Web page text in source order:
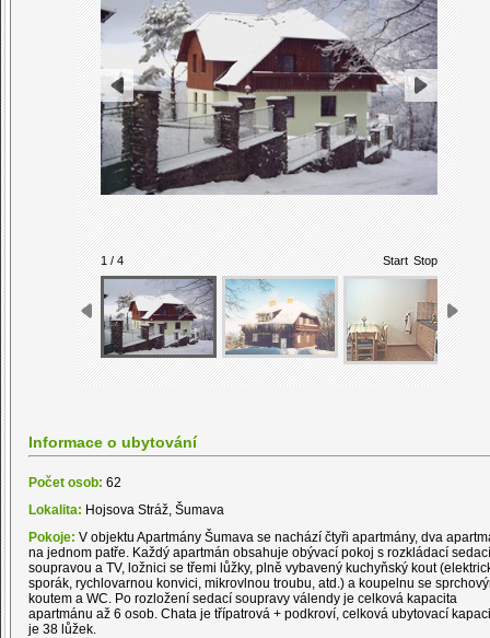
1 / 4 Start Stop
Informace o ubytování
Počet osob: 62
Lokalita: Hojsova Stráž, Šumava
Pokoje: V objektu Apartmány Šumava se nachází čtyři apartmány, dva
na jednom patře. Každý apartmán obsahuje obývací pokoj s rozkládací sedací
soupravou a TV, ložnici se třemi lůžky, plně vybavený kuchyňský kout
sporák, rychlovarnou konvici, mikrovlnou troubu, atd.) a koupelnu se
koutem a WC. Po rozložení sedací soupravy válendy je celková kapacita
apartmánu až 6 osob. Chata je třípatrová + podkroví, celková ubytovací
je 38 lůžek.